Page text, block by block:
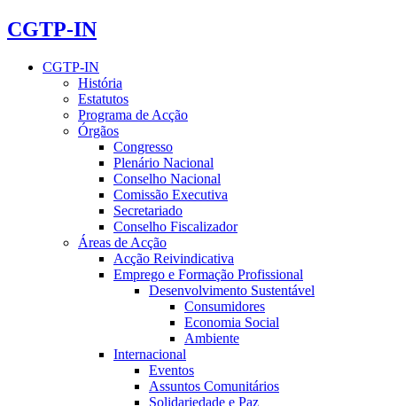
CGTP-IN
CGTP-IN
História
Estatutos
Programa de Acção
Órgãos
Congresso
Plenário Nacional
Conselho Nacional
Comissão Executiva
Secretariado
Conselho Fiscalizador
Áreas de Acção
Acção Reivindicativa
Emprego e Formação Profissional
Desenvolvimento Sustentável
Consumidores
Economia Social
Ambiente
Internacional
Eventos
Assuntos Comunitários
Solidariedade e Paz